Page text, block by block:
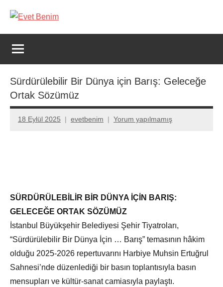
geç
Evet
Benim
Sürdürülebilir Bir Dünya için Barış: Geleceğe
Ortak Sözümüz
18 Eylül 2025 evetbenim Yorum yapılmamış
SÜRDÜRÜLEBİLİR BİR DÜNYA İÇİN BARIŞ:
GELECEĞE ORTAK SÖZÜMÜZ
İstanbul Büyükşehir Belediyesi Şehir Tiyatroları,
“Sürdürülebilir Bir Dünya İçin … Barış” temasının hâkim
olduğu 2025-2026 repertuvarını Harbiye Muhsin Ertuğrul
Sahnesi’nde düzenlediği bir basın toplantısıyla basın
mensupları ve kültür-sanat camiasıyla paylaştı.